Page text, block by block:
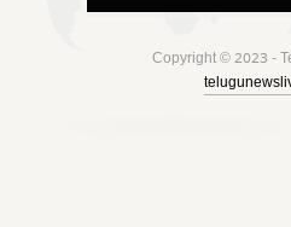
Copyright © 2023 -